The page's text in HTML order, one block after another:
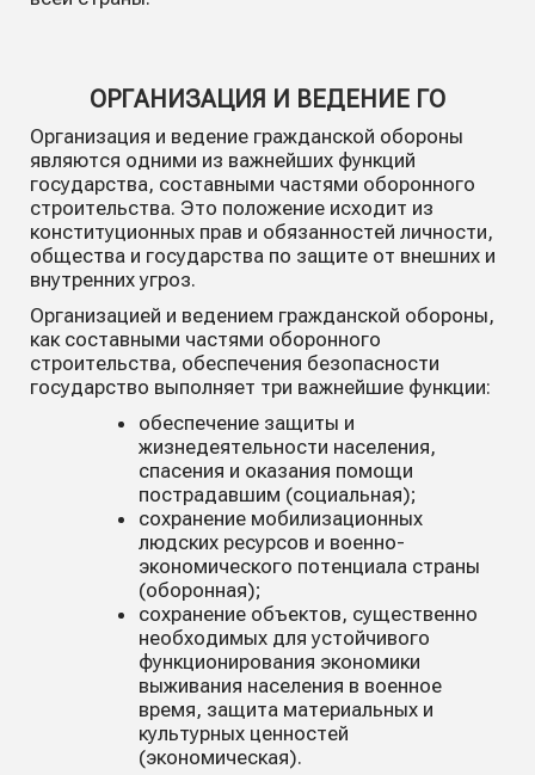
ОРГАНИЗАЦИЯ И ВЕДЕНИЕ ГО
Организация и ведение гражданской обороны
являются одними из важнейших функций
государства, составными частями оборонного
строительства. Это положение исходит из
конституционных прав и обязанностей личности,
общества и государства по защите от внешних и
внутренних угроз.
Организацией и ведением гражданской обороны,
как составными частями оборонного
строительства, обеспечения безопасности
государство выполняет три важнейшие функции:
обеспечение защиты и
жизнедеятельности населения,
спасения и оказания помощи
пострадавшим (социальная);
сохранение мобилизационных
людских ресурсов и военно-
экономического потенциала страны
(оборонная);
сохранение объектов, существенно
необходимых для устойчивого
функционирования экономики
выживания населения в военное
время, защита материальных и
культурных ценностей
(экономическая).